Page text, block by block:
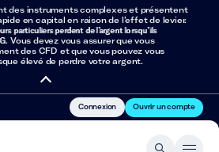
des instruments complexes et présentent
en capital en raison de l’effet de levier.
particuliers perdent de l’argent lorsqu’ils
. Vous devez vous assurer que vous
des CFD et que vous pouvez vous
élevé de perdre votre argent.
Connexion Ouvrir un compte